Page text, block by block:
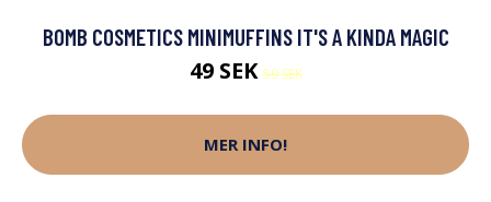
BOMB COSMETICS MINIMUFFINS IT'S A KINDA MAGIC
49 SEK59 SEK
MER INFO!